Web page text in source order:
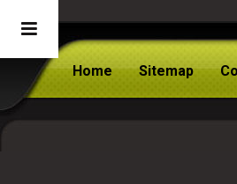
Home Sitemap